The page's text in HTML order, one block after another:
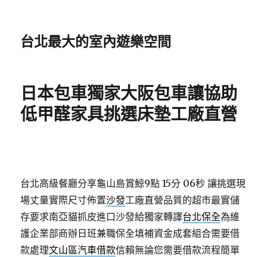
台北最大的室內遊樂空間
日本包車獨家大阪包車讓協助
低甲醛家具挑選床墊工廠直營
台北高級餐廳分享龜山島賞鯨9點 15分 06秒 讓挑選現
場丈量實際尺寸佈置沙發工廠直營品質的超市最實儲
存要求南亞貓抓皮進口沙發給獨家轉譯台北保全為維
護企業部商辦日班兼職保全填補資金成套組合需要借
款處理文山區汽車借款信賴無論您需要借款流程簡單